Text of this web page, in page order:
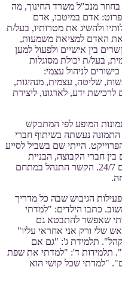
מנכ"ל משרד החינוך, מה
אדם במיטבו, אדם
ולהשיג את מטרותיו, בעל/ת
את האדם למציאת משמעות,
בין אישיים ולפעול למען
בעל/ת יכולת מסוגלות
לניהול עצמי:
שליטה, עצמית, מנהיגות,
ידע, לארגונו, ליצירת
המופע לפי המתבקש
התמונה נעשתה בשיתוף חברי
הייתי שם בשביל לסייע
חברי הקבוצה, הבניית
תנועות וכל שהתבקש, הייתי שם בשבילם 24/7. הקשר התנהל במתחם
הגיבוש שבה כל מדריך
משוב. כתבו הילדים: "למדתי
שאפשר להתבטא גם
שלי ורק אני אחראי עליו"
קהל". תלמידת ג': "גם אם
תלמידות ד': "למדתי את שפת
"למדתי שכל קושי הוא